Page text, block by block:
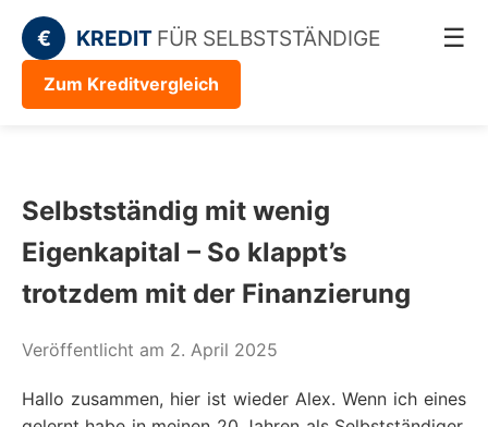
€ KREDIT FÜR SELBSTSTÄNDIGE ☰
Zum Kreditvergleich
Selbstständig mit wenig
Eigenkapital – So klappt’s
trotzdem mit der Finanzierung
Veröffentlicht am 2. April 2025
Hallo zusammen, hier ist wieder Alex. Wenn ich eines